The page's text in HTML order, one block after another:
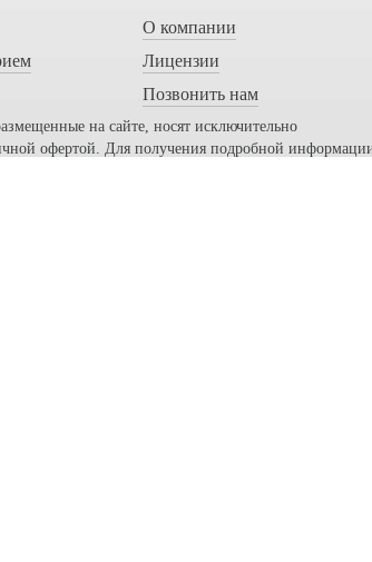
О компании
Лицензии
Позвонить нам
на сайте, носят исключительно
офертой. Для получения подробной